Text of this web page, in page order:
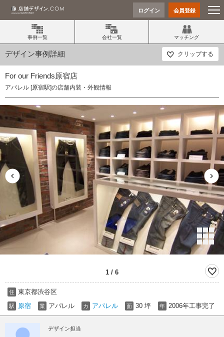
ログイン 会員登録
事例一覧 会社一覧 マッチング
デザイン事例詳細 クリップする
For our Friends原宿店
アパレル [原宿駅]の店舗内装・外観情報
1 / 6
住 東京都渋谷区
駅 原宿 業 アパレル カ アパレル 面 30 坪 年 2006年工事完了
デザイン担当